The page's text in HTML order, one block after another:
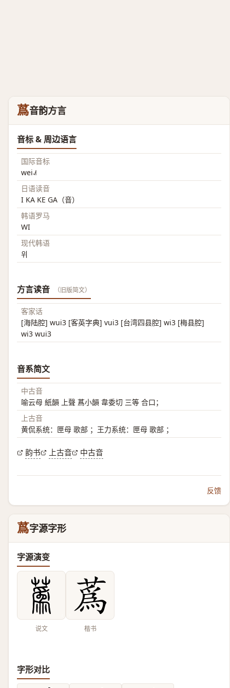
蔿音韵方言
音标 & 周边语言
国际音标
wei˨˩˦
日语读音
I KA KE GA（音）
韩语罗马
WI
现代韩语
위
方言读音 （旧版简文）
客家话
[海陆腔] wui3 [客英字典] vui3 [台湾四县腔] wi3 [梅县腔]
wi3 wui3
音系简文
中古音
喻云母 紙韻 上聲 蔿小韻 韋委切 三等 合口；
上古音
黄侃系统：匣母 歌部 ；王力系统：匣母 歌部 ；
韵书 上古音 中古音
反馈
蔿字源字形
字源演变
说文 楷书
字形对比